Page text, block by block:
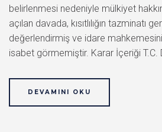
belirlenmesi nedeniyle mülkiyet
açılan davada, kısıtlılığın tazminatı
değerlendirmiş ve idare
isabet görmemiştir. Karar İçeriği T.C.
DEVAMINI OKU